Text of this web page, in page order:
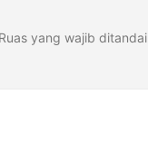
Ruas yang wajib ditandai